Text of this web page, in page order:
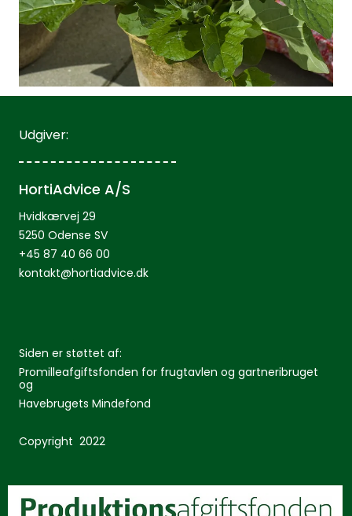
Udgiver:
HortiAdvice A/S
Hvidkærvej 29
5250 Odense SV
+45 87 40 66 00
kontakt@hortiadvice.dk
Siden er støttet af:
Promilleafgiftsfonden for frugtavlen og gartneribruget
og
Havebrugets Mindefond
Copyright 2022